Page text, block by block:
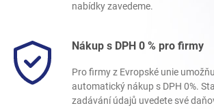
nabídky zavedeme.
Nákup s DPH 0 % pro firmy
Pro firmy z Evropské unie
automatický nákup s DPH 0%.
zadávání údajů uvedete své